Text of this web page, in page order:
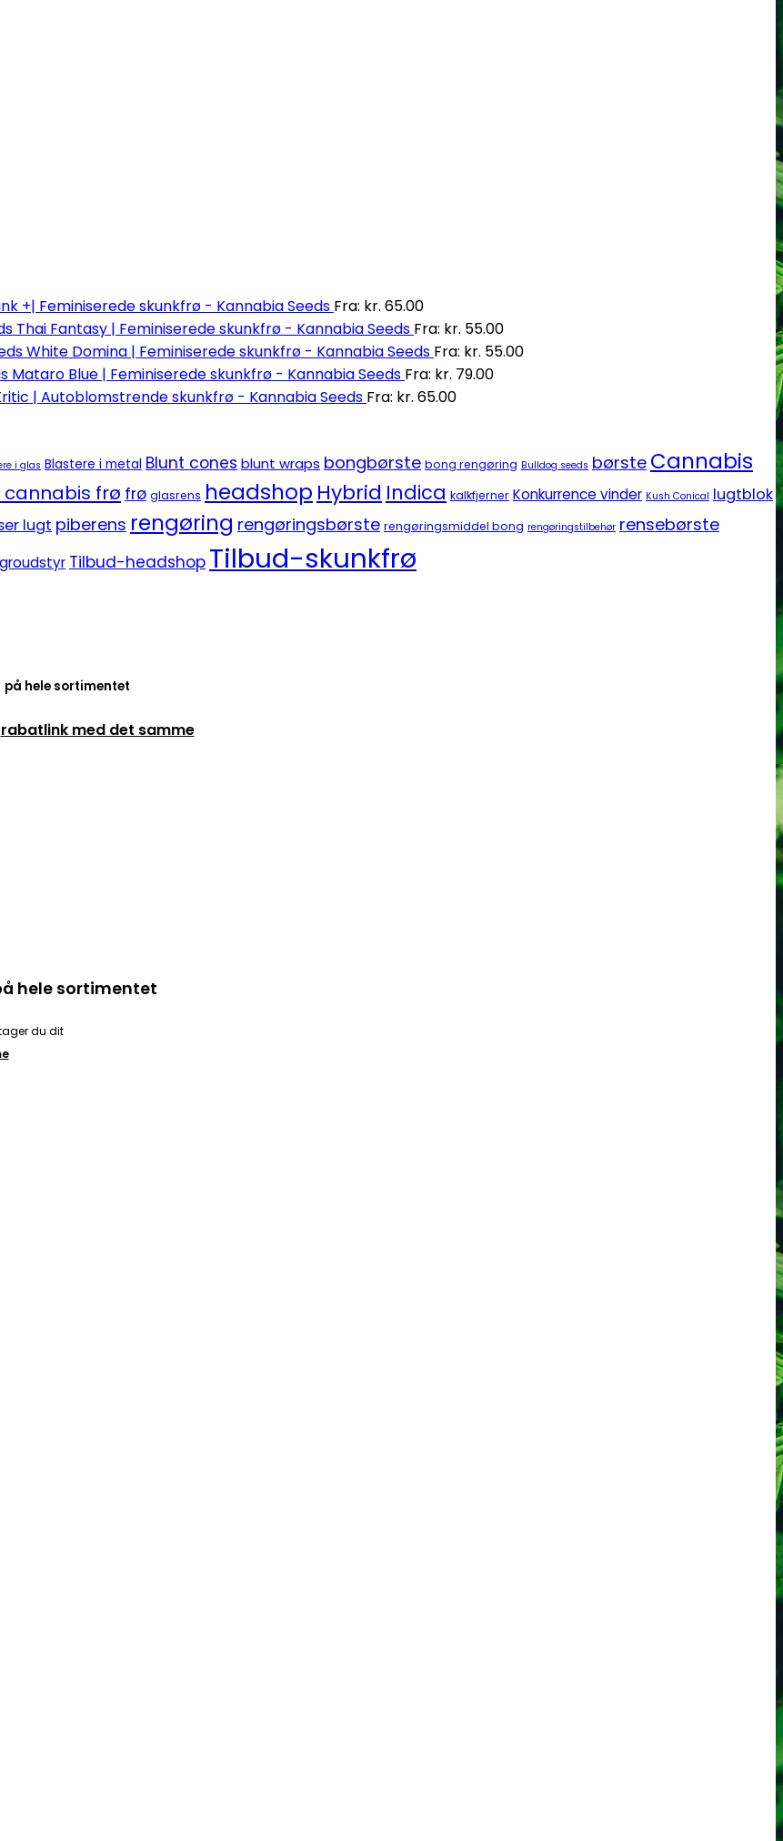
+| Feminiserede skunkfrø - Kannabia Seeds Fra: kr. 65.00
Thai Fantasy | Feminiserede skunkfrø - Kannabia Seeds Fra: kr. 55.00
White Domina | Feminiserede skunkfrø - Kannabia Seeds Fra: kr. 55.00
Mataro Blue | Feminiserede skunkfrø - Kannabia Seeds Fra: kr. 79.00
| Autoblomstrende skunkfrø - Kannabia Seeds Fra: kr. 65.00
i glas Blastere i metal Blunt cones blunt wraps bongbørste bong rengøring Bulldog seeds børste Cannabis
cannabis frø frø glasrens headshop Hybrid Indica kalkfjerner Konkurrence vinder Kush Conical lugtblok
lugt piberens rengøring rengøringsbørste rengøringsmiddel bong rengøringstilbehør rensebørste
Tilbud-headshop Tilbud-skunkfrø
på hele sortimentet
rabatlink med det samme
hele sortimentet
du dit